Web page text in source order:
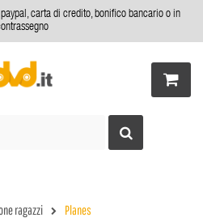
carta di credito, bonifico bancario o in
ragazzi Planes